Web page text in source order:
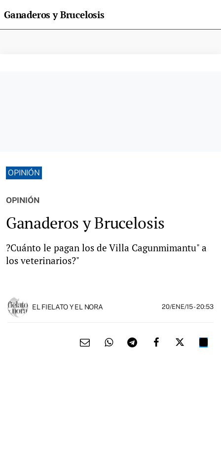
Ganaderos y Brucelosis
OPINIÓN
OPINIÓN
Ganaderos y Brucelosis
?Cuánto le pagan los de Villa Cagunmimantu" a
los veterinarios?"
EL FIELATO Y EL NORA 20/ENE/15- 20:53